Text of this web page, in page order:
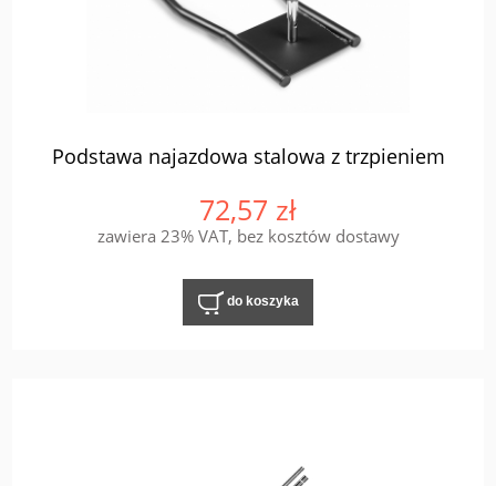
Podstawa najazdowa stalowa z trzpieniem
72,57 zł
zawiera 23% VAT, bez kosztów dostawy
do koszyka